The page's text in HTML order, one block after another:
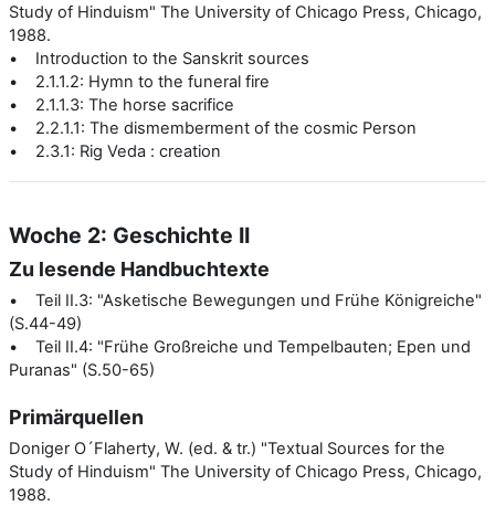
Study of Hinduism" The University of Chicago Press, Chicago,
1988.
• Introduction to the Sanskrit sources
• 2.1.1.2: Hymn to the funeral fire
• 2.1.1.3: The horse sacrifice
• 2.2.1.1: The dismemberment of the cosmic Person
• 2.3.1: Rig Veda : creation
Woche 2: Geschichte II
Zu lesende Handbuchtexte
• Teil II.3: "Asketische Bewegungen und Frühe Königreiche"
(S.44-49)
• Teil II.4: "Frühe Großreiche und Tempelbauten; Epen und
Puranas" (S.50-65)
Primärquellen
Doniger O´Flaherty, W. (ed. & tr.) "Textual Sources for the
Study of Hinduism" The University of Chicago Press, Chicago,
1988.